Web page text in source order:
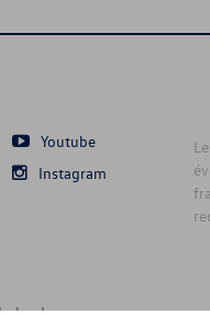
Youtube
Instagram